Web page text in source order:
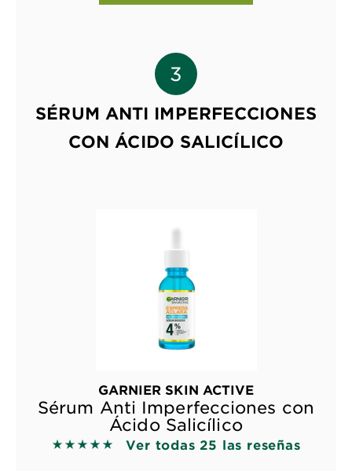
SÉRUM ANTI IMPERFECCIONES
CON ÁCIDO SALICÍLICO
GARNIER SKIN ACTIVE
Sérum Anti Imperfecciones con
Ácido Salicílico
5 out of 5 stars based on reviews
Ver todas 25 las reseñas